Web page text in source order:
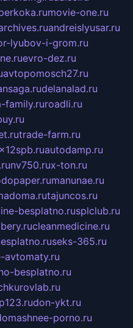
movie-one.ru
andreislyusar.ru
lyubov-i-grom.ru
evro-dez.ru
avtopomosch27.ru
delanalad.ru
family.ruroadli.ru
trade-farm.ru
autodamp.ru
nv750.rux-ton.ru
manunae.ru
tajuncos.ru
besplatno.rusplclub.ru
cleanmedicine.ru
seks-365.ru
besplatno.ru
don-ykt.ru
porno.ru